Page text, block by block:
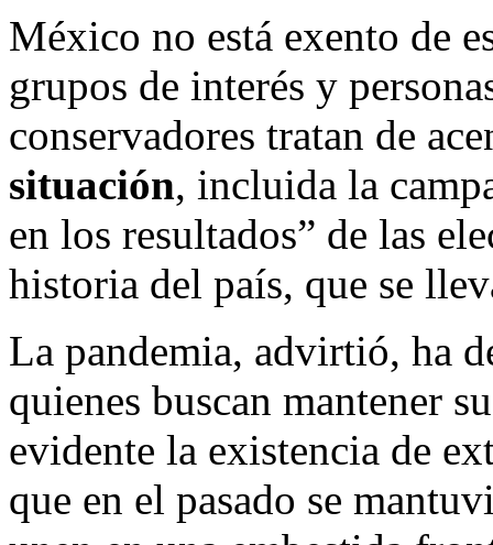
México no está exento de
grupos de interés y
conservadores tratan de
situación, incluida la
en los resultados” de las
historia del país, que se
La pandemia, advirtió, ha
quienes buscan mantener
evidente la existencia de
que en el pasado se